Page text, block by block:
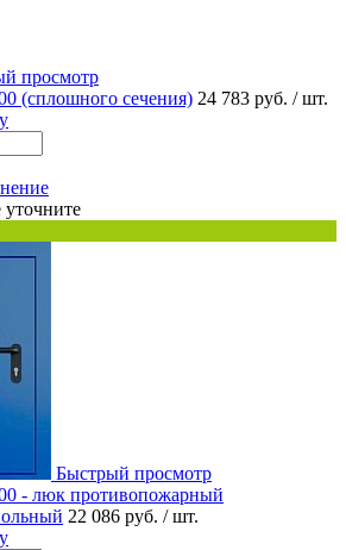
просмотр
(сплошного сечения) 24 783 руб. / шт.
Быстрый просмотр
- люк противопожарный
22 086 руб. / шт.